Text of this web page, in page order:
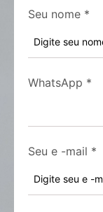
Seu nome *
WhatsApp *
Seu e -mail *